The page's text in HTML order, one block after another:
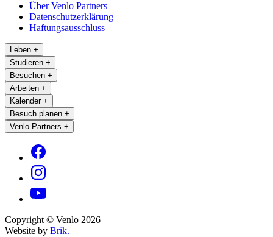
Über Venlo Partners
Datenschutzerklärung
Haftungsausschluss
Leben +
Studieren +
Besuchen +
Arbeiten +
Kalender +
Besuch planen +
Venlo Partners +
Copyright © Venlo 2026
Website by Brik.